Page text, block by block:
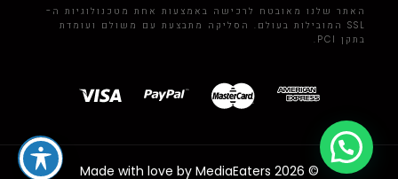
האתר שלנו מאובטח לרכישה באמצעות אחת מטכנולוגיות ה-
SSL המובילות בעולם. הסליקה מתבצעת עם משולם ועומדת
בתקן PCI.
© Made with love by MediaEaters 2026